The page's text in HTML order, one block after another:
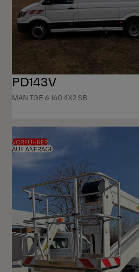
PD143V
MAN TGE 6.160 4X2 SB
VORFÜHRER
AUF ANFRAGE